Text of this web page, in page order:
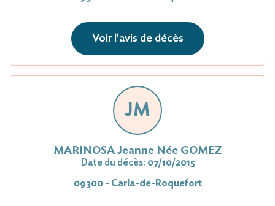
Voir l'avis de décès
JM
MARINOSA Jeanne Née GOMEZ
Date du décès: 07/10/2015
09300 - Carla-de-Roquefort